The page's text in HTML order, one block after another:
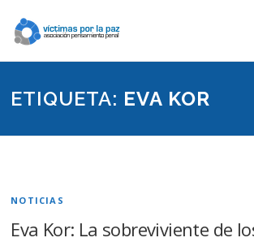
contenido
ETIQUETA: EVA KOR
NOTICIAS
Eva Kor: La sobreviviente de